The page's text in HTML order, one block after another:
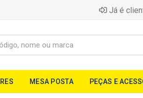
Já é
MESA POSTA PEÇAS E